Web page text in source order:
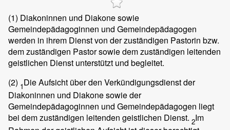
(1) Diakoninnen und Diakone sowie
Gemeindepädagoginnen und Gemeindepädagogen
werden in ihrem Dienst von der zuständigen Pastorin bzw.
dem zuständigen Pastor sowie dem zuständigen leitenden
geistlichen Dienst unterstützt und begleitet.
(2) 1Die Aufsicht über den Verkündigungsdienst der
Diakoninnen und Diakone sowie der
Gemeindepädagoginnen und Gemeindepädagogen liegt
bei dem zuständigen leitenden geistlichen Dienst. 2Im